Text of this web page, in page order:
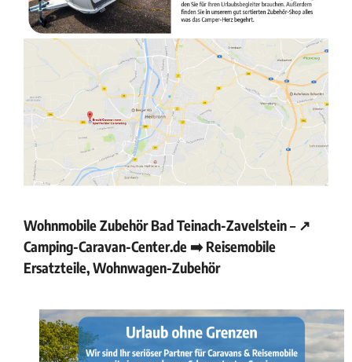
Wohnmobile Zubehör Bad Teinach-Zavelstein – ↗️
Camping-Caravan-Center.de ➡️ Reisemobile
Ersatzteile, Wohnwagen-Zubehör